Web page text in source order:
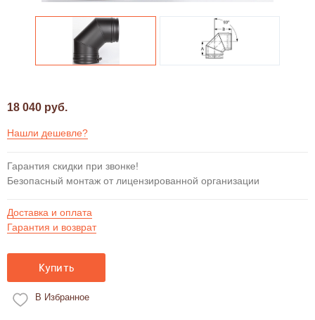
18 040 руб.
Нашли дешевле?
Гарантия скидки при звонке!
Безопасный монтаж от лицензированной организации
Доставка и оплата
Гарантия и возврат
Купить
В Избранное